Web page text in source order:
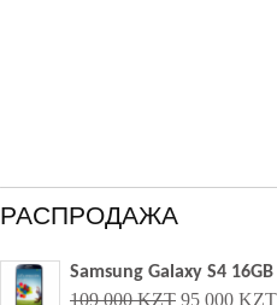
РАСПРОДАЖА
Samsung Galaxy S4 16GB
109 000 KZT 95 000 KZT